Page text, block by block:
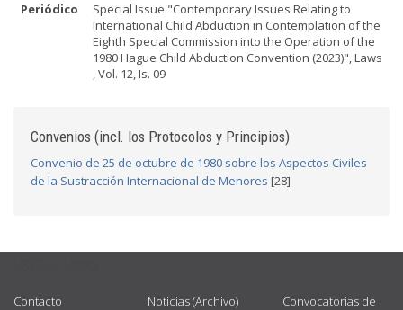
Periódico
Special Issue "Contemporary Issues Relating to
International Child Abduction in Contemplation of the
Eighth Special Commission into the Operation of the
1980 Hague Child Abduction Convention (2023)", Laws
, Vol. 12, Is. 09
Convenios (incl. los Protocolos y Principios)
Convenio de 25 de octubre de 1980 sobre los Aspectos Civiles
de la Sustracción Internacional de Menores [28]
Contacto
Noticias (Archivo)
Convocatorias de